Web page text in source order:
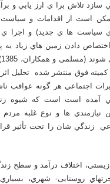
سازد تلاش برا ي ارز يابي و
است از اقدامات و
ي سياست ها ي جديد) و اجرا ي
دادن زمین هاي زياد به
فوق منتشر شده تحليل
اجتماعي هر گونه عواقب
است است که شيوه
نيازمندي ها و نوع غلبه
زندگي شان را تحت تأثير
اختلاف درآمد و سطح
روستایی- شهري، بسیاري